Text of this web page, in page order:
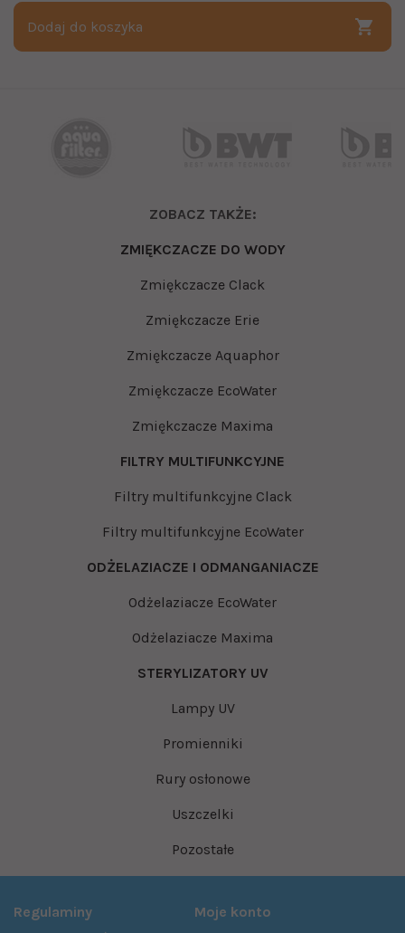
Dodaj do koszyka
ZOBACZ TAKŻE:
ZMIĘKCZACZE DO WODY
Zmiękczacze Clack
Zmiękczacze Erie
Zmiękczacze Aquaphor
Zmiękczacze EcoWater
Zmiękczacze Maxima
FILTRY MULTIFUNKCYJNE
Filtry multifunkcyjne Clack
Filtry multifunkcyjne EcoWater
ODŻELAZIACZE I ODMANGANIACZE
Odżelaziacze EcoWater
Odżelaziacze Maxima
STERYLIZATORY UV
Lampy UV
Promienniki
Rury osłonowe
Uszczelki
Pozostałe
Regulaminy
Moje konto